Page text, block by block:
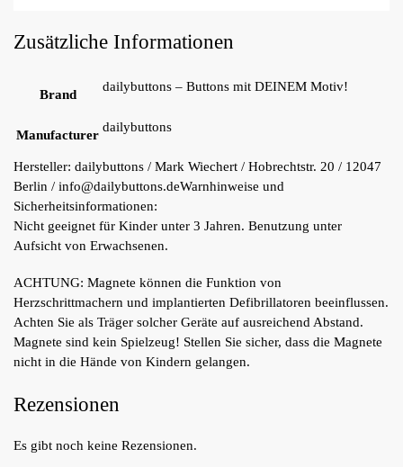
Zusätzliche Informationen
Brand
dailybuttons – Buttons mit DEINEM Motiv!
Manufacturer
dailybuttons
Hersteller: dailybuttons / Mark Wiechert / Hobrechtstr. 20 / 12047
Berlin / info@dailybuttons.deWarnhinweise und
Sicherheitsinformationen:
Nicht geeignet für Kinder unter 3 Jahren. Benutzung unter
Aufsicht von Erwachsenen.
ACHTUNG: Magnete können die Funktion von
Herzschrittmachern und implantierten Defibrillatoren beeinflussen.
Achten Sie als Träger solcher Geräte auf ausreichend Abstand.
Magnete sind kein Spielzeug! Stellen Sie sicher, dass die Magnete
nicht in die Hände von Kindern gelangen.
Rezensionen
Es gibt noch keine Rezensionen.